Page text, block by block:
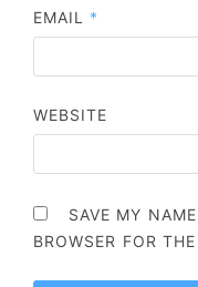
EMAIL *
WEBSITE
SAVE MY
BROWSER FOR